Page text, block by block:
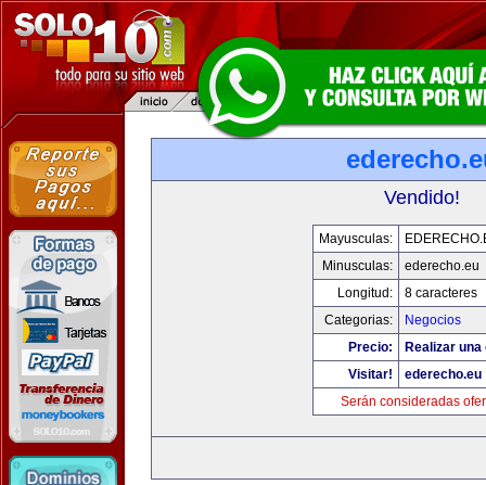
Vendido!
Mayusculas:
Minusculas:
ederecho.eu
Longitud:
8 caracteres
Categorias:
Negocios
Precio:
Realizar
Visitar!
ederecho.eu
Serán consideradas